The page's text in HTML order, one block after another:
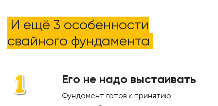
И ещё 3 особенности
свайного фундамента
Его не надо выстаивать
Фундамент готов к принятию